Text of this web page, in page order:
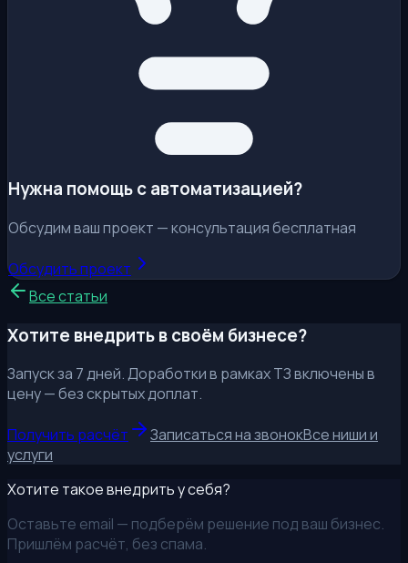
Нужна помощь с автоматизацией?
Обсудим ваш проект — консультация бесплатная
Обсудить проект
Все статьи
Хотите внедрить в своём бизнесе?
Запуск за 7 дней. Доработки в рамках ТЗ включены в
цену — без скрытых доплат.
Получить расчёт Записаться на звонокВсе ниши и
услуги
Хотите такое внедрить у себя?
Оставьте email — подберём решение под ваш бизнес.
Пришлём расчёт, без спама.